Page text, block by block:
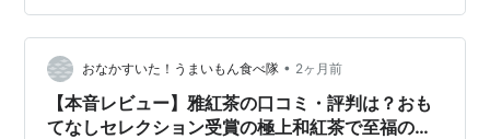
にいたカーネーション。 母の日には花を咲かせてくれ
ず、もう諦めるべきなんかな？と思っていると、花の咲
きそうな蕾を発見。 今年はこの花が咲くんだな、と思
い、置いておくことしました。 のに…
おなかすいた！うまいもん食べ隊 • 2ヶ月前
【本音レビュー】雅紅茶の口コミ・評判は？おも
てなしセレクション受賞の極上和紅茶で至福のテ